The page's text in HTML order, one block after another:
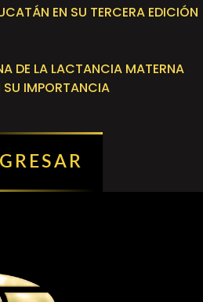
EN SU TERCERA EDICIÓN
DE LA LACTANCIA MATERNA
SU IMPORTANCIA